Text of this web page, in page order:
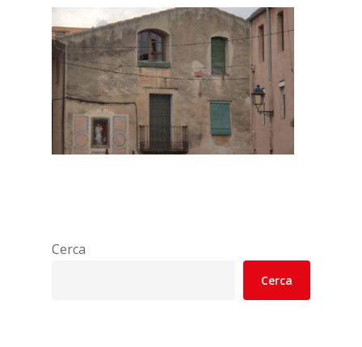
Cerca
Cerca